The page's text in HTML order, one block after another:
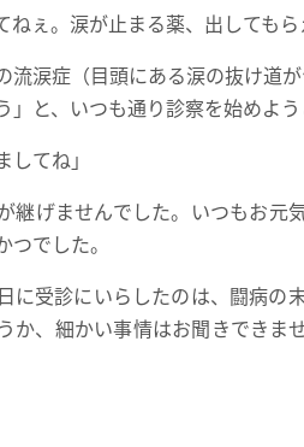
ねぇ。涙が止まる薬、出してもら
涙症（目頭にある涙の抜け道
」と、いつも通り診察を始めよう
してね」
継げませんでした。いつもお元
でした。
に受診にいらしたのは、闘病
か、細かい事情はお聞きでき